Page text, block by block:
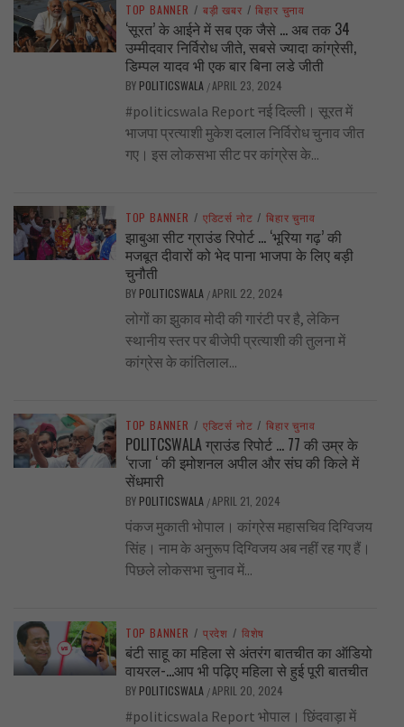
TOP BANNER / बड़ी खबर / बिहार चुनाव
‘सूरत’ के आईने में सब एक जैसे … अब तक 34
उम्मीदवार निर्विरोध जीते, सबसे ज्यादा कांग्रेसी,
डिम्पल यादव भी एक बार बिना लडे जीती
BY POLITICSWALA /APRIL 23, 2024
#politicswala Report नई दिल्ली। सूरत में
भाजपा प्रत्याशी मुकेश दलाल निर्विरोध चुनाव जीत
गए। इस लोकसभा सीट पर कांग्रेस के...
TOP BANNER / एडिटर्स नोट / बिहार चुनाव
झाबुआ सीट ग्राउंड रिपोर्ट … ‘भूरिया गढ़’ की
मजबूत दीवारों को भेद पाना भाजपा के लिए बड़ी
चुनौती
BY POLITICSWALA /APRIL 22, 2024
लोगों का झुकाव मोदी की गारंटी पर है, लेकिन
स्थानीय स्तर पर बीजेपी प्रत्याशी की तुलना में
कांग्रेस के कांतिलाल...
TOP BANNER / एडिटर्स नोट / बिहार चुनाव
POLITCSWALA ग्राउंड रिपोर्ट … 77 की उम्र के
‘राजा ‘ की इमोशनल अपील और संघ की किले में
सेंधमारी
BY POLITICSWALA /APRIL 21, 2024
पंकज मुकाती भोपाल। कांग्रेस महासचिव दिग्विजय
सिंह। नाम के अनुरूप दिग्विजय अब नहीं रह गए हैं।
पिछले लोकसभा चुनाव में...
TOP BANNER / प्रदेश / विशेष
बंटी साहू का महिला से अंतरंग बातचीत का ऑडियो
वायरल-…आप भी पढ़िए महिला से हुई पूरी बातचीत
BY POLITICSWALA /APRIL 20, 2024
#politicswala Report भोपाल। छिंदवाड़ा में